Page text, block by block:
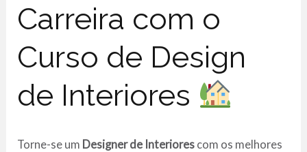
Carreira com o
Curso de Design
de Interiores
Torne-se um Designer de Interiores com os melhores